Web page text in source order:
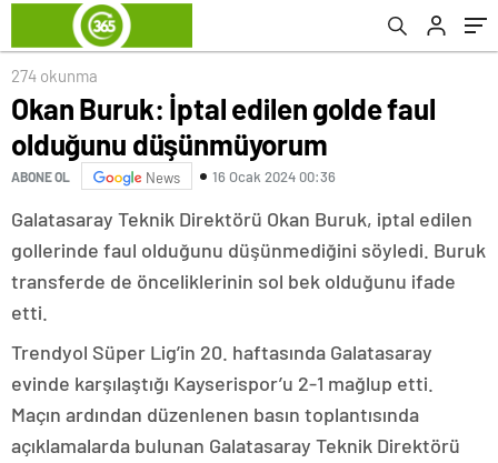
274 okunma
Okan Buruk: İptal edilen golde faul
olduğunu düşünmüyorum
ABONE OL News 16 Ocak 2024 00:36
Galatasaray Teknik Direktörü Okan Buruk, iptal edilen
gollerinde faul olduğunu düşünmediğini söyledi. Buruk
transferde de önceliklerinin sol bek olduğunu ifade
etti.
Trendyol Süper Lig’in 20. haftasında Galatasaray
evinde karşılaştığı Kayserispor’u 2-1 mağlup etti.
Maçın ardından düzenlenen basın toplantısında
açıklamalarda bulunan Galatasaray Teknik Direktörü